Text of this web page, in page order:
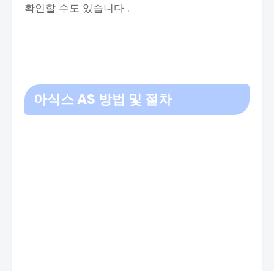
확인할 수도 있습니다 .
아식스 AS 방법 및 절차